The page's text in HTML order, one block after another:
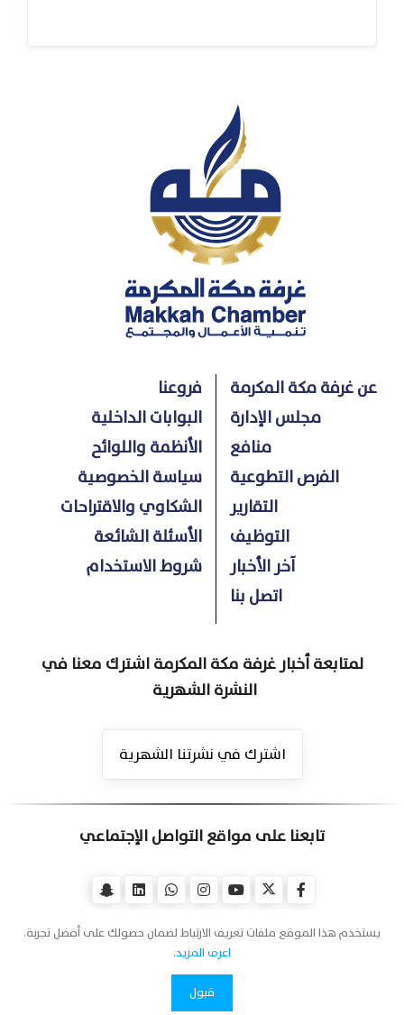
عن غرفة مكة المكرمة
مجلس الإدارة
منافع
الفرص التطوعية
التقارير
التوظيف
آخر الأخبار
اتصل بنا
فروعنا
البوابات الداخلية
الأنظمة واللوائح
سياسة الخصوصية
الشكاوي والاقتراحات
الأسئلة الشائعة
شروط الاستخدام
لمتابعة أخبار غرفة مكة المكرمة اشترك معنا في
النشرة الشهرية
اشترك في نشرتنا الشهرية
تابعنا على مواقع التواصل الإجتماعي
يستخدم هذا الموقع ملفات تعريف الارتباط لضمان حصولك على أفضل تجربة.
اعرف المزيد.
قبول